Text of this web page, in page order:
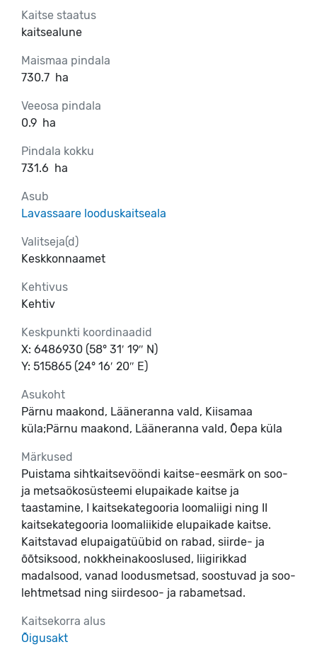
Kaitse staatus
kaitsealune
Maismaa pindala
730.7 ha
Veeosa pindala
0.9 ha
Pindala kokku
731.6 ha
Asub
Lavassaare looduskaitseala
Valitseja(d)
Keskkonnaamet
Kehtivus
Kehtiv
Keskpunkti koordinaadid
X: 6486930 (58° 31′ 19″ N)
Y: 515865 (24° 16′ 20″ E)
Asukoht
Pärnu maakond, Lääneranna vald, Kiisamaa
küla;Pärnu maakond, Lääneranna vald, Õepa küla
Märkused
Puistama sihtkaitsevööndi kaitse-eesmärk on soo-
ja metsaökosüsteemi elupaikade kaitse ja
taastamine, I kaitsekategooria loomaliigi ning II
kaitsekategooria loomaliikide elupaikade kaitse.
Kaitstavad elupaigatüübid on rabad, siirde- ja
õõtsiksood, nokkheinakooslused, liigirikkad
madalsood, vanad loodusmetsad, soostuvad ja soo-
lehtmetsad ning siirdesoo- ja rabametsad.
Kaitsekorra alus
Õigusakt